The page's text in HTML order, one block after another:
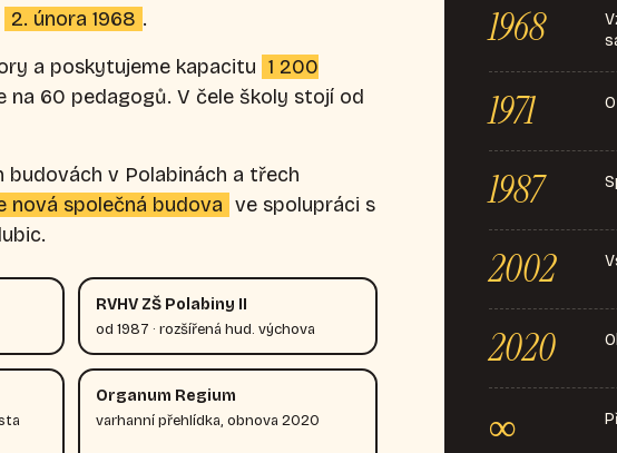
2. února 1968 .
a poskytujeme kapacitu 1 200
na 60 pedagogů. V čele školy stojí od
v Polabinách a třech
nová společná budova ve spolupráci s
RVHV ZŠ Polabiny II
od 1987 · rozšířená hud. výchova
Organum Regium
varhanní přehlídka, obnova 2020
1968
1971
1987
2002
2020
∞